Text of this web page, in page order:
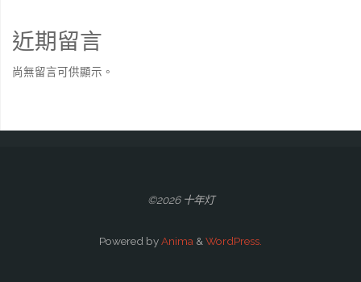
近期留言
尚無留言可供顯示。
©2026 十年灯
Powered byAnima &WordPress.